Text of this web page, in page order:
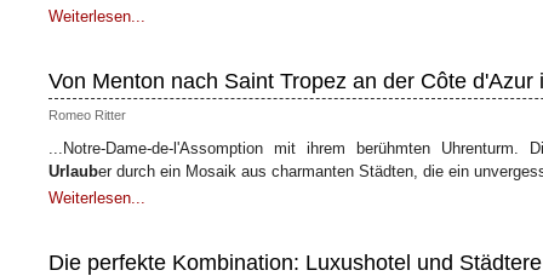
Weiterlesen...
Von Menton nach Saint Tropez an der Côte d'Azur
Romeo Ritter
...Notre-Dame-de-l'Assomption mit ihrem berühmten
Urlauber durch ein Mosaik aus charmanten Städten, die ein
Weiterlesen...
Die perfekte Kombination: Luxushotel und